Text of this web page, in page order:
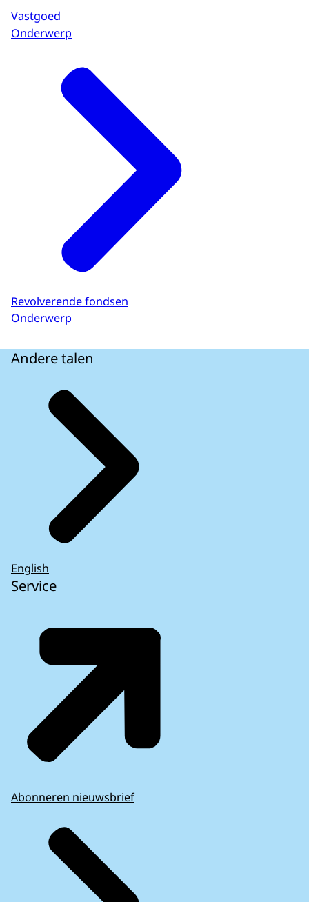
Vastgoed
Onderwerp
Revolverende fondsen
Onderwerp
Andere talen
English
Service
Abonneren nieuwsbrief